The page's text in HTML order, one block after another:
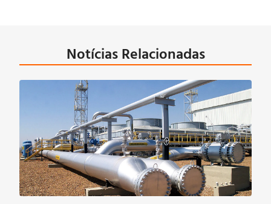
Notícias Relacionadas